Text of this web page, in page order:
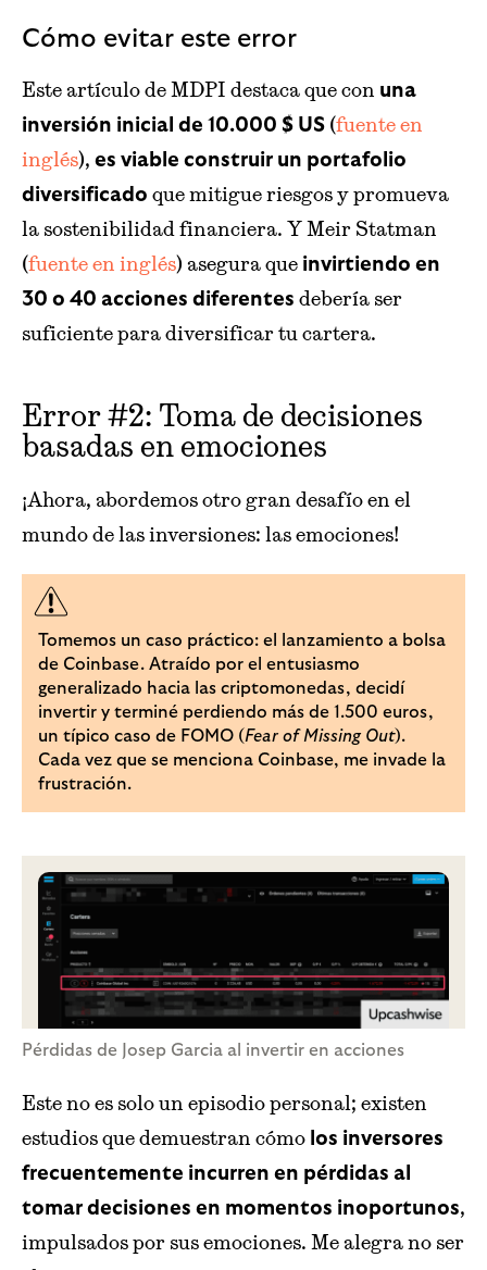
Cómo evitar este error
Este artículo de MDPI destaca que con una
inversión inicial de 10.000 $ US (fuente en
inglés), es viable construir un portafolio
diversificado que mitigue riesgos y promueva
la sostenibilidad financiera. Y Meir Statman
(fuente en inglés) asegura que invirtiendo en
30 o 40 acciones diferentes debería ser
suficiente para diversificar tu cartera.
Error #2: Toma de decisiones
basadas en emociones
¡Ahora, abordemos otro gran desafío en el
mundo de las inversiones: las emociones!
Tomemos un caso práctico: el lanzamiento a bolsa
de Coinbase. Atraído por el entusiasmo
generalizado hacia las criptomonedas, decidí
invertir y terminé perdiendo más de 1.500 euros,
un típico caso de FOMO (Fear of Missing Out).
Cada vez que se menciona Coinbase, me invade la
frustración.
Pérdidas de Josep Garcia al invertir en acciones
Este no es solo un episodio personal; existen
estudios que demuestran cómo los inversores
frecuentemente incurren en pérdidas al
tomar decisiones en momentos inoportunos,
impulsados por sus emociones. Me alegra no ser